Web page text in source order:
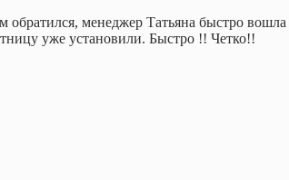
обратился, менеджер Татьяна быстро вошла
уже установили. Быстро !! Четко!!